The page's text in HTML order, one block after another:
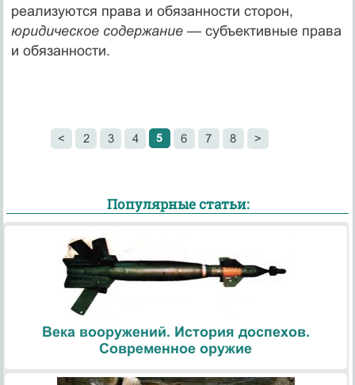
реализуются права и обязанности сторон,
юридическое содержание — субъективные права
и обязанности.
< 2 3 4 5 6 7 8 >
Популярные статьи:
Века вооружений. История доспехов.
Современное оружие